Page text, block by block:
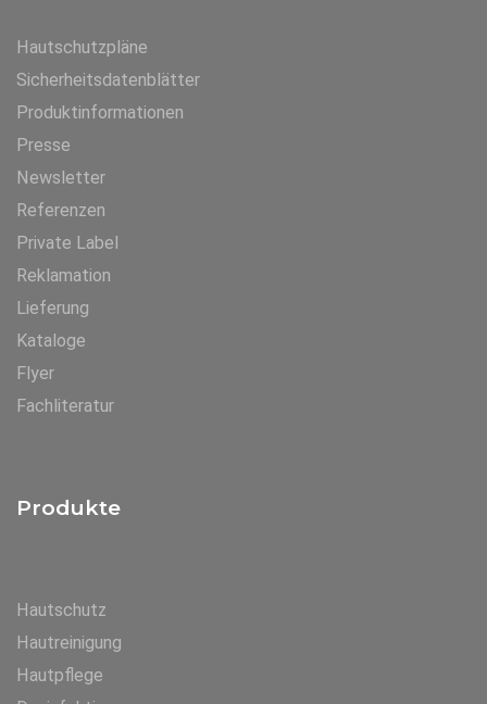
Hautschutzpläne
Sicherheitsdatenblätter
Produktinformationen
Presse
Newsletter
Referenzen
Private Label
Reklamation
Lieferung
Kataloge
Flyer
Fachliteratur
Produkte
Hautschutz
Hautreinigung
Hautpflege